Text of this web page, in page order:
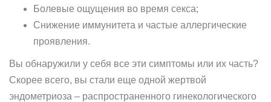
Болевые ощущения во время секса;
Снижение иммунитета и частые аллергические
проявления.
Вы обнаружили у себя все эти симптомы или их часть?
Скорее всего, вы стали еще одной жертвой
эндометриоза – распространенного гинекологического